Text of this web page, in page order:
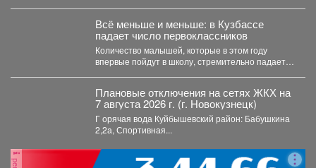
Всё меньше и меньше: в Кузбассе
падает число первоклассников
Количество малышей, которые в этом году
впервые пойдут в школу, стремительно падает в
Плановые отключения на сетях ЖКХ на
7 августа 2026 г. (г. Новокузнецк)
Г орячая вода Куйбышевский район: Бабушкина
2,2а, Спортивная...